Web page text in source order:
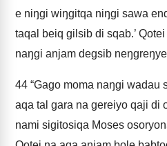
e niŋgi wiŋgitqa niŋgi sawa
taqal beiq gilsib di sqab.’
naŋgi anjam degsib
44 “Gago moma naŋgi wadau
aqa tal gara na gereiyo qaji di
nami sigitosiqa Moses